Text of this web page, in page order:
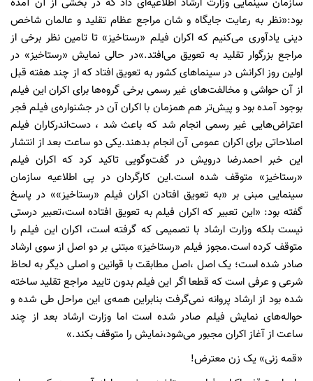
بود:«نظر به رعایت جایگاه و شان مراجع عظام تقلید و عالمان شاخص
دینی یادآوری می‌کنیم که اکران فیلم «رستاخیز» تا تامین نظر برخی از
مراجع بزرگوار تقلید به تعویق می‌افتد.»در حالی نمایش «رستاخیز» در
اولین روز اکرانش در سینماهای کشور به تعویق افتاد که از چند هفته قبل
از آن حواشی و مخالفت‌های غیر رسمی برخی گروه‌ها برای اکران این فیلم
بوجود آمده بود و پیش‌تر هم همزمان با اکران آن در جشنواره‌ی فیلم فجر
اعتراض‌هایی غیر رسمی انجام شد که باعث شد ، دست‌اندرکاران فیلم
اصلاحاتی برای اکران عمومی آن انجام بدهند.یکی دو ساعت بعد از انتشار
این خبر احمدرضا درویش در گفت‌وگویی تاکید کرد که اکران فیلم
«رستاخیز» متوقف شده است.این کارگردان در پی اطلاعیه سازمان
سینمایی مبنی بر «به تعویق افتادن اکران فیلم «رستاخیز»» در پاسخ
گفته بود: «این تعبیر که اکران فیلم به تعویق افتاده است،تعبیر درستی
نیست بلکه وزارت ارشاد با تصمیمی که گرفته است، اکران این فیلم را
متوقف کرده‌ است.مجوز فیلم «رستاخیز» مبتنی بر دو اصل از سوی ارشاد
صادر شده است؛ یک اصل ،اصل مطابقت با قوانین و اصلی دیگر به لحاظ
شرعی و عرفی است که قطعا اگر این فیلم بدون تایید مراجع تقلید ساخته
شده بود از ارشاد پروانه نمی‌گرفت بنابراین همه‌ی این مراحل طی شده و
حواله‌های نمایش فیلم صادر شده است اما وزارت ارشاد بعد از چند
ساعت از آغاز اکران مجبور می‌شود،نمایش را متوقف بکند.»
«قمه زنی» یک زن معترض!